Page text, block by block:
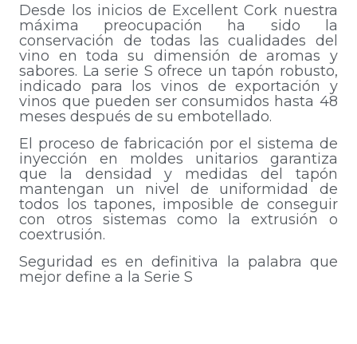
Desde los inicios de Excellent Cork nuestra
máxima preocupación ha sido la
conservación de todas las cualidades del
vino en toda su dimensión de aromas y
sabores. La serie S ofrece un tapón robusto,
indicado para los vinos de exportación y
vinos que pueden ser consumidos hasta 48
meses después de su embotellado.
El proceso de fabricación por el sistema de
inyección en moldes unitarios garantiza
que la densidad y medidas del tapón
mantengan un nivel de uniformidad de
todos los tapones, imposible de conseguir
con otros sistemas como la extrusión o
coextrusión.
Seguridad es en definitiva la palabra que
mejor define a la Serie S